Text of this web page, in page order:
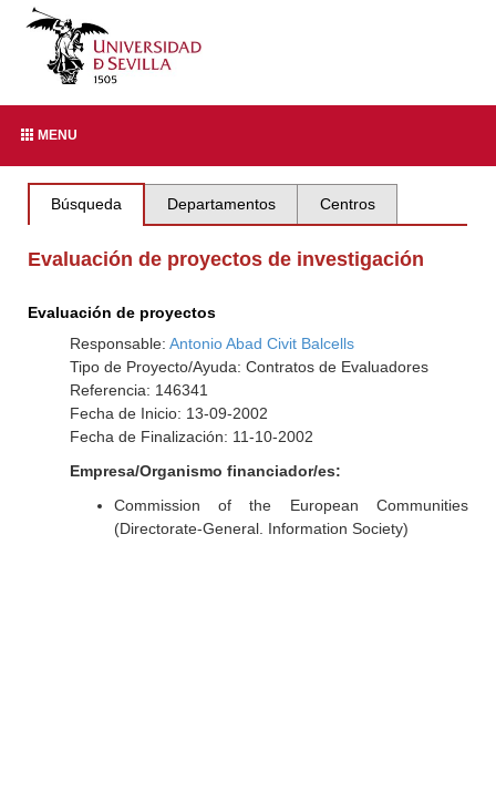
MENU
Búsqueda Departamentos Centros
Evaluación de proyectos de investigación
Evaluación de proyectos
Responsable: Antonio Abad Civit Balcells
Tipo de Proyecto/Ayuda: Contratos de Evaluadores
Referencia: 146341
Fecha de Inicio: 13-09-2002
Fecha de Finalización: 11-10-2002
Empresa/Organismo financiador/es:
Commission of the European Communities
(Directorate-General. Information Society)